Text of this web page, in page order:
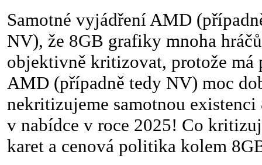
Samotné vyjádření AMD
NV), že 8GB grafiky mnoha
objektivně kritizovat, protože má
AMD (případně tedy NV) moc
nekritizujeme samotnou
v nabídce v roce 2025! Co
karet a cenová politika kolem